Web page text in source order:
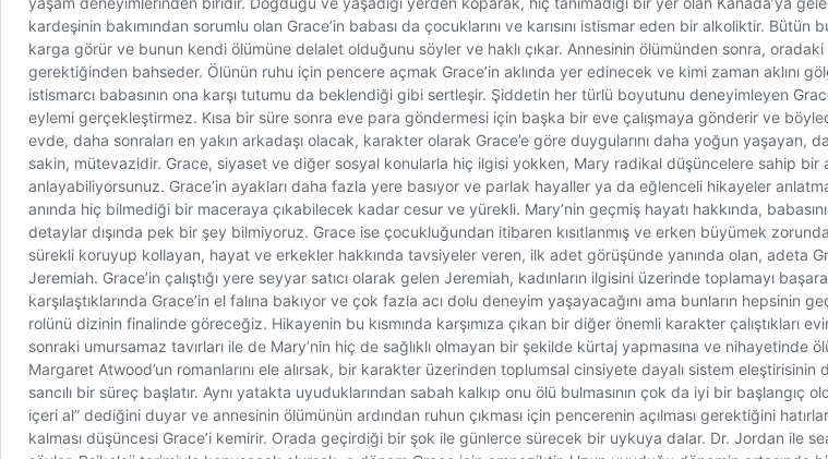
kardeşinin bakımından sorumlu olan Grace’in babası da çocuklarını ve karısını istismar eden bir alkoliktir.
karga görür ve bunun kendi ölümüne delalet olduğunu söyler ve haklı çıkar. Annesinin ölümünden sonra, oradaki
gerektiğinden bahseder. Ölünün ruhu için pencere açmak Grace’in aklında yer edinecek ve kimi zaman aklını
istismarcı babasının ona karşı tutumu da beklendiği gibi sertleşir. Şiddetin her türlü boyutunu deneyimleyen
eylemi gerçekleştirmez. Kısa bir süre sonra eve para göndermesi için başka bir eve çalışmaya gönderir ve
evde, daha sonraları en yakın arkadaşı olacak, karakter olarak Grace’e göre duygularını daha yoğun yaşayan,
sakin, mütevazidir. Grace, siyaset ve diğer sosyal konularla hiç ilgisi yokken, Mary radikal düşüncelere sahip bir
anlayabiliyorsunuz. Grace’in ayakları daha fazla yere basıyor ve parlak hayaller ya da eğlenceli hikayeler
anında hiç bilmediği bir maceraya çıkabilecek kadar cesur ve yürekli. Mary’nin geçmiş hayatı hakkında,
detaylar dışında pek bir şey bilmiyoruz. Grace ise çocukluğundan itibaren kısıtlanmış ve erken büyümek
sürekli koruyup kollayan, hayat ve erkekler hakkında tavsiyeler veren, ilk adet görüşünde yanında olan,
Jeremiah. Grace’in çalıştığı yere seyyar satıcı olarak gelen Jeremiah, kadınların ilgisini üzerinde toplamayı
karşılaştıklarında Grace’in el falına bakıyor ve çok fazla acı dolu deneyim yaşayacağını ama bunların
rolünü dizinin finalinde göreceğiz. Hikayenin bu kısmında karşımıza çıkan bir diğer önemli karakter
sonraki umursamaz tavırları ile de Mary’nin hiç de sağlıklı olmayan bir şekilde kürtaj yapmasına ve nihayetinde
Margaret Atwood’un romanlarını ele alırsak, bir karakter üzerinden toplumsal cinsiyete dayalı sistem
sancılı bir süreç başlatır. Aynı yatakta uyuduklarından sabah kalkıp onu ölü bulmasının çok da iyi bir
içeri al” dediğini duyar ve annesinin ölümünün ardından ruhun çıkması için pencerenin açılması gerektiğini
kalması düşüncesi Grace’i kemirir. Orada geçirdiği bir şok ile günlerce sürecek bir uykuya dalar. Dr. Jordan ile